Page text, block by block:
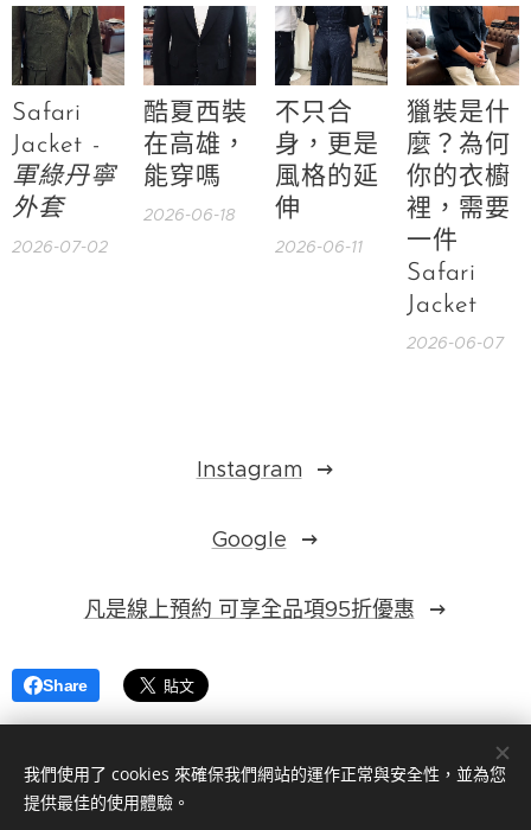
Safari
Jacket -
軍綠丹寧
外套
2026-07-02
酷夏西裝
在高雄，
能穿嗎
2026-06-18
不只合
身，更是
風格的延
伸
2026-06-11
獵裝是什
麼？為何
你的衣櫥
裡，需要
一件
Safari
Jacket
2026-06-07
Instagram
Google
凡是線上預約 可享全品項95折優惠
Share
我們使用了 cookies 來確保我們網站的運作正常與安全性，並為您
提供最佳的使用體驗。